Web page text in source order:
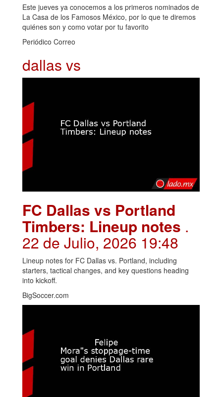
Este jueves ya conocemos a los primeros nominados de
La Casa de los Famosos México, por lo que te diremos
quiénes son y como votar por tu favorito
Periódico Correo
dallas vs
FC Dallas vs Portland
Timbers: Lineup notes .
22 de Julio, 2026 19:48
Lineup notes for FC Dallas vs. Portland, including
starters, tactical changes, and key questions heading
into kickoff.
BigSoccer.com